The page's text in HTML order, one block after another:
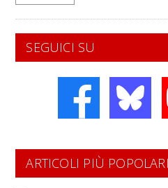
SEGUICI SU
ARTICOLI PIÙ POPOLARI